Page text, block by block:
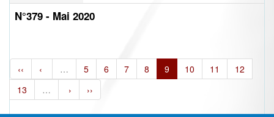
N°379 - Mai 2020
‹‹ ‹ … 5 6 7 8 9 10 11
12
13
… › ››